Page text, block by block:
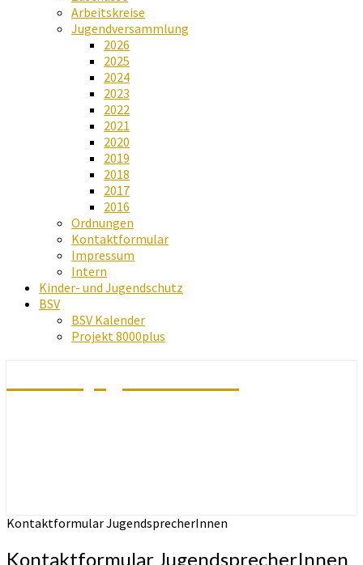
Arbeitskreise
Jugendversammlung
2026
2025
2024
2023
2022
2021
2020
2019
2018
2017
2016
Ordnungen
Kontaktformular
Impressum
Intern
Kinder- und Jugendschutz
BSV
BSV Kalender
Projekt 8000plus
Kontaktformular JugendsprecherInnen
Kontaktformular JugendsprecherInnen